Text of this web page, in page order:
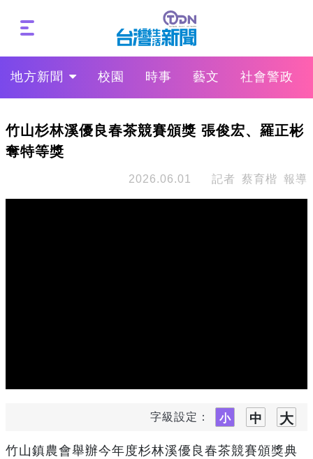
地方新聞 校園 時事 藝文 社會警政
竹山杉林溪優良春茶競賽頒獎 張俊宏、羅正彬
奪特等獎
2026.06.01 記者 蔡育楷 報導
字級設定：
竹山鎮農會舉辦今年度杉林溪優良春茶競賽頒獎典